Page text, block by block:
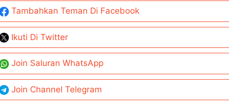
Tambahkan Teman Di Facebook
Ikuti Di Twitter
Join Saluran WhatsApp
Join Channel Telegram